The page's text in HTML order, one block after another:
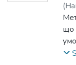
(
що